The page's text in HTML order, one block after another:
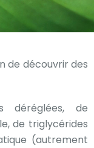
de découvrir des
déréglées, de
de triglycérides
(autrement